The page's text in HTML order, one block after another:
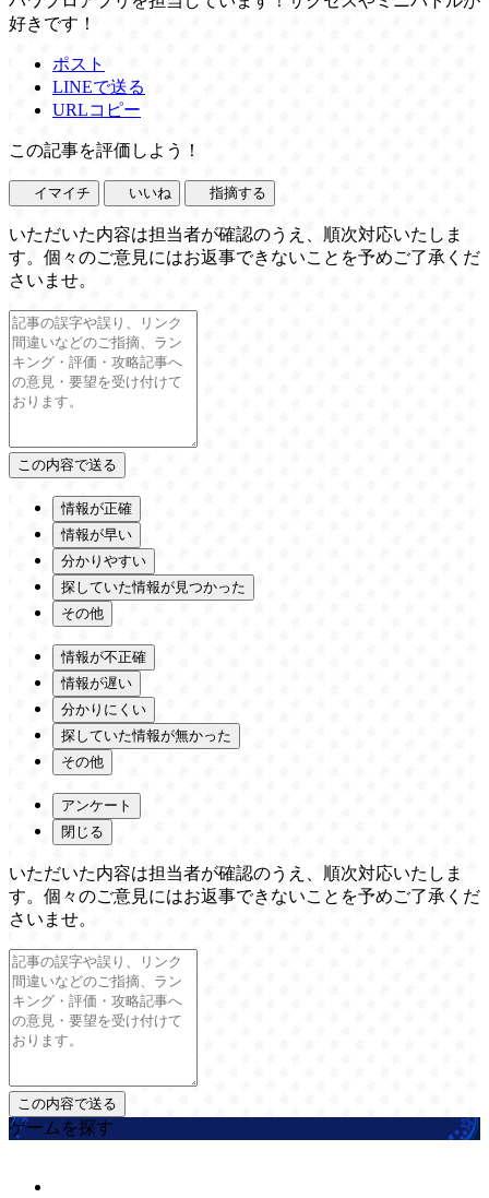
好きです！
ポスト
LINEで送る
URLコピー
この記事を評価しよう！
イマイチ いいね 指摘する
いただいた内容は担当者が確認のうえ、順次対応いたしま
す。個々のご意見にはお返事できないことを予めご了承くだ
さいませ。
情報が正確
情報が早い
分かりやすい
探していた情報が見つかった
その他
情報が不正確
情報が遅い
分かりにくい
探していた情報が無かった
その他
アンケート
閉じる
いただいた内容は担当者が確認のうえ、順次対応いたしま
す。個々のご意見にはお返事できないことを予めご了承くだ
さいませ。
ゲームを探す